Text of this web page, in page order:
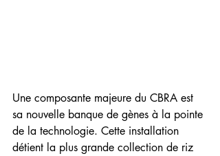
Une composante majeure du CBRA est
sa nouvelle banque de gènes à la pointe
de la technologie. Cette installation
détient la plus grande collection de riz